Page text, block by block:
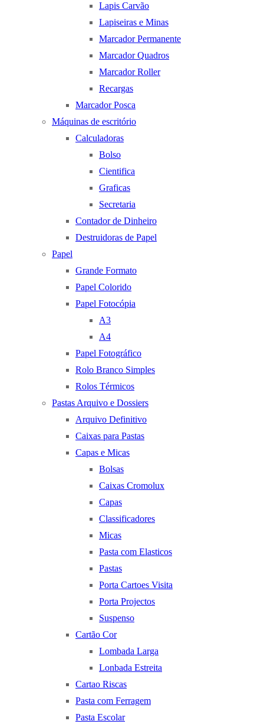
Lapis Carvão
Lapiseiras e Minas
Marcador Permanente
Marcador Quadros
Marcador Roller
Recargas
Marcador Posca
Máquinas de escritório
Calculadoras
Bolso
Cientifica
Graficas
Secretaria
Contador de Dinheiro
Destruidoras de Papel
Papel
Grande Formato
Papel Colorido
Papel Fotocópia
A3
A4
Papel Fotográfico
Rolo Branco Simples
Rolos Térmicos
Pastas Arquivo e Dossiers
Arquivo Definitivo
Caixas para Pastas
Capas e Micas
Bolsas
Caixas Cromolux
Capas
Classificadores
Micas
Pasta com Elasticos
Pastas
Porta Cartoes Visita
Porta Projectos
Suspenso
Cartão Cor
Lombada Larga
Lonbada Estreita
Cartao Riscas
Pasta com Ferragem
Pasta Escolar